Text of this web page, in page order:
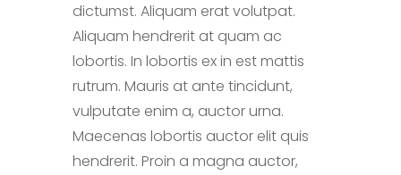
dictumst. Aliquam erat volutpat.
Aliquam hendrerit at quam ac
lobortis. In lobortis ex in est mattis
rutrum. Mauris at ante tincidunt,
vulputate enim a, auctor urna.
Maecenas lobortis auctor elit quis
hendrerit. Proin a magna auctor,